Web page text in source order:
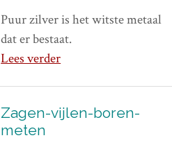
Puur zilver is het witste metaal
dat er bestaat.
Lees verder
Zagen-vijlen-boren-
meten